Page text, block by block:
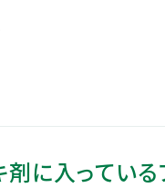
剤に入っている